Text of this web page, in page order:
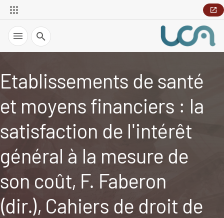
Recherche
Etablissements de santé
et moyens financiers : la
satisfaction de l'intérêt
général à la mesure de
son coût, F. Faberon
(dir.), Cahiers de droit de